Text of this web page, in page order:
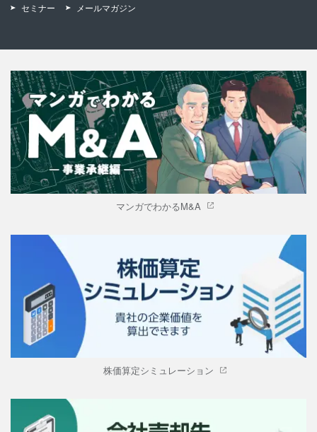
セミナー メールマガジン
マンガでわかるM&A
株価算定シミュレーション